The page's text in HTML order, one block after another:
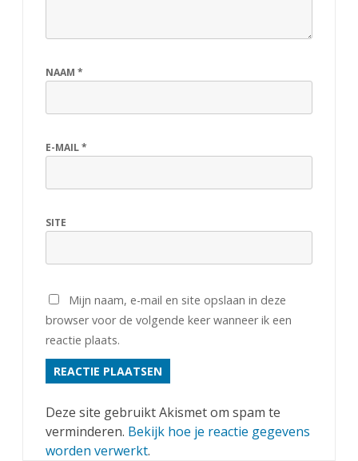
NAAM *
E-MAIL*
SITE
Mijn naam, e-mail en site opslaan in deze
browser voor de volgende keer wanneer ik een
reactie plaats.
Deze site gebruikt Akismet om spam te
verminderen. Bekijk hoe je reactie gegevens
worden verwerkt.